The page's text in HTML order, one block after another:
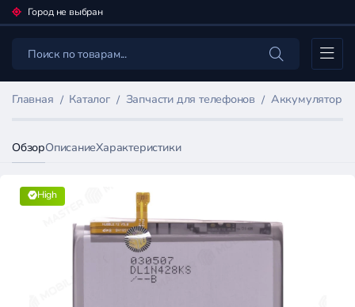
Город не выбран
Каталог
Главная Каталог Запчасти для телефонов Аккумуляторы
ОбзорОписаниеХарактеристики
High